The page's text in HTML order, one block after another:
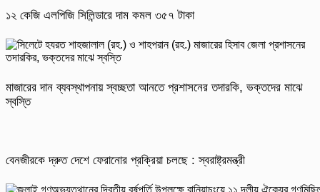
১২ কেজি এলপিজি সিলিন্ডারে দাম কমল ৩৫৭ টাকা
মাজারের দান ব্যবস্থাপনায় স্বচ্ছতা আনতে প্রশাসনের তদারকি, ভক্তদের মাঝে
স্বস্তি
বেনজীরকে দ্রুত দেশে ফেরানোর প্রক্রিয়া চলছে : স্বরাষ্ট্রমন্ত্রী